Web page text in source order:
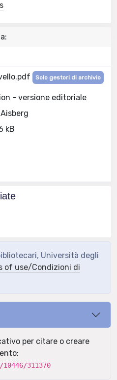
Solo gestori di archivio
- versione editoriale
kB
Università degli
of use/Condizioni di
per citare o creare
311370